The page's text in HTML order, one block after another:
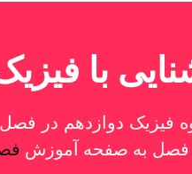
با
فصل به صفحه آموزش